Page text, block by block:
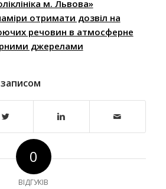
м. Львова»
отримати дозвіл на
речовин в атмосферне
джерелами
0
ВІДГУКІВ